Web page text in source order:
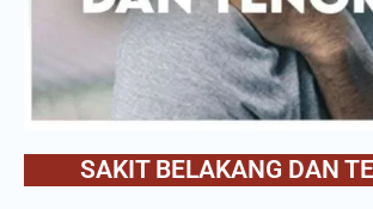
SAKIT BELAKANG DAN